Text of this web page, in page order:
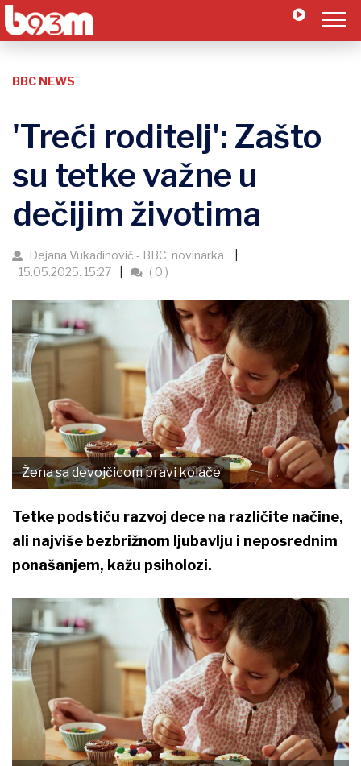
BBC NEWS
'Treći roditelj': Zašto
su tetke važne u
dečijim životima
Dejana Vukadinović - BBC, novinarka
15.05.2025. 15:27
( 0 )
Žena sa devojčicom pravi kolače
Tetke podstiču razvoj dece na različite načine,
ali najviše bezbrižnom ljubavlju i neposrednim
ponašanjem, kažu psiholozi.